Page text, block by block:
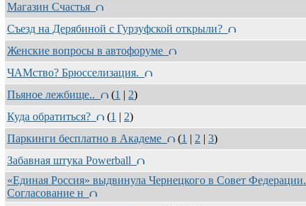
Магазин Счастья
Съезд на Дерябиной с Гурзуфской открыли?
Женские вопросы в автофоруме
ЧАМство? Брюсселизация.
Пьяное лежбище..
(1 | 2)
Куда обратиться?
(1 | 2)
Паркинги бесплатно в Академе
(1 | 2 | 3)
Забавная штука Powerball
«Единая Россия» выдвинула Чернецкого в Совет Федерации.
Согласование н